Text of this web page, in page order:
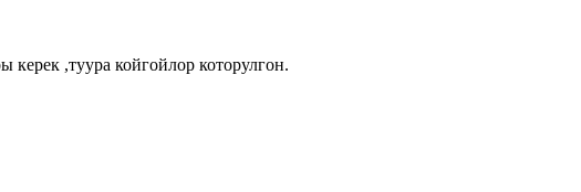
,туура койгойлор которулгон.